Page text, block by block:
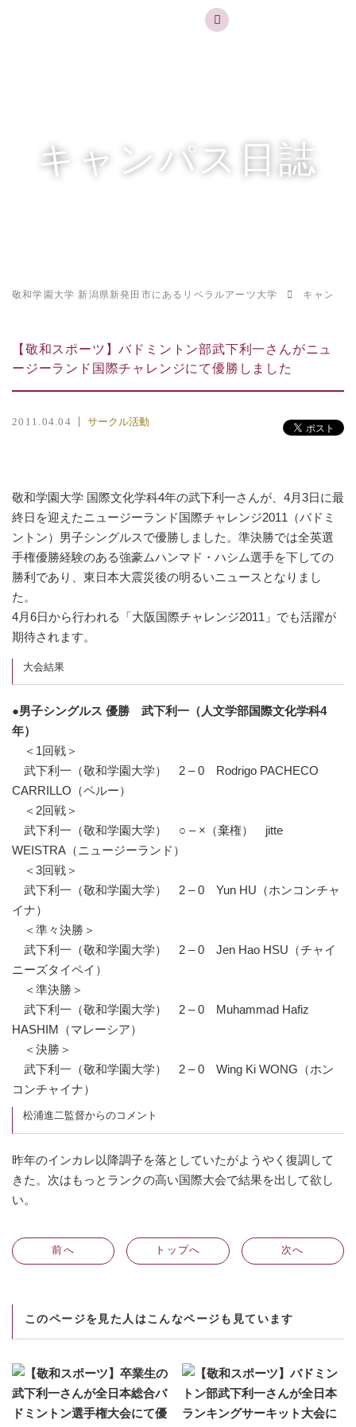
キャンパス日誌
敬和学園大学 新潟県新発田市にあるリベラルアーツ大学 キャンパ
【敬和スポーツ】バドミントン部武下利一さんがニュ
ージーランド国際チャレンジにて優勝しました
2011.04.04 サークル活動
敬和学園大学 国際文化学科4年の武下利一さんが、4月3日に最
終日を迎えたニュージーランド国際チャレンジ2011（バドミ
ントン）男子シングルスで優勝しました。準決勝では全英選
手権優勝経験のある強豪ムハンマド・ハシム選手を下しての
勝利であり、東日本大震災後の明るいニュースとなりまし
た。
4月6日から行われる「大阪国際チャレンジ2011」でも活躍が
期待されます。
大会結果
●男子シングルス 優勝 武下利一（人文学部国際文化学科4
年）
＜1回戦＞
武下利一（敬和学園大学） 2 – 0 Rodrigo PACHECO
CARRILLO（ペルー）
＜2回戦＞
武下利一（敬和学園大学） ○ – ×（棄権） jitte
WEISTRA（ニュージーランド）
＜3回戦＞
武下利一（敬和学園大学） 2 – 0 Yun HU（ホンコンチャ
イナ）
＜準々決勝＞
武下利一（敬和学園大学） 2 – 0 Jen Hao HSU（チャイ
ニーズタイペイ）
＜準決勝＞
武下利一（敬和学園大学） 2 – 0 Muhammad Hafiz
HASHIM（マレーシア）
＜決勝＞
武下利一（敬和学園大学） 2 – 0 Wing Ki WONG（ホン
コンチャイナ）
松浦進二監督からのコメント
昨年のインカレ以降調子を落としていたがようやく復調して
きた。次はもっとランクの高い国際大会で結果を出して欲し
い。
前へ トップへ 次へ
このページを見た人はこんなページも見ています